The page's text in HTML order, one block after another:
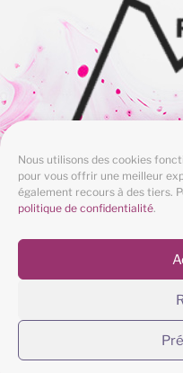
Nous utilisons des cookies
pour vous offrir une meilleur
également recours à des tiers.
politique de confidentialité.
avec le soutien des
Pau et des Pays de